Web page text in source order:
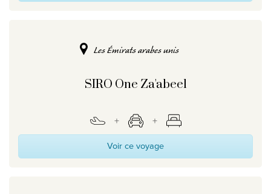
Les Émirats arabes unis
SIRO One Za'abeel
Voir ce voyage